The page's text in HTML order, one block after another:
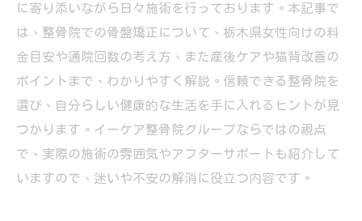
に寄り添いながら日々施術を行っております。本記事で
は、整骨院での骨盤矯正について、栃木県女性向けの料
金目安や通院回数の考え方、また産後ケアや猫背改善の
ポイントまで、わかりやすく解説。信頼できる整骨院を
選び、自分らしい健康的な生活を手に入れるヒントが見
つかります。イーケア整骨院グループならではの視点
で、実際の施術の雰囲気やアフターサポートも紹介して
いますので、迷いや不安の解消に役立つ内容です。